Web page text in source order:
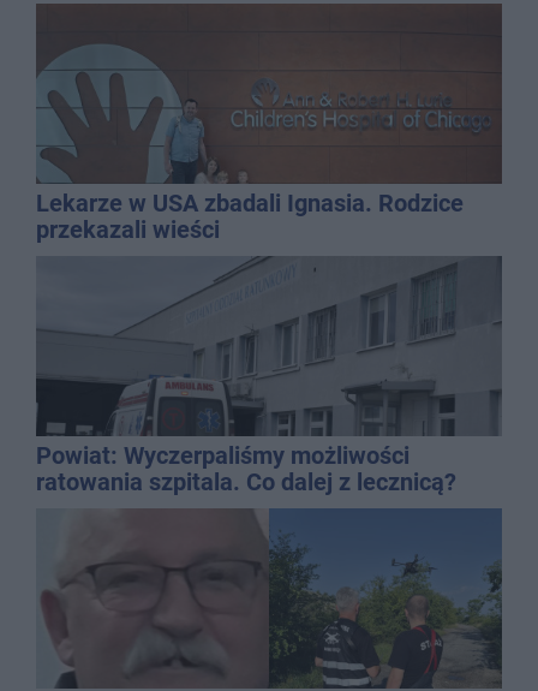
Lekarze w USA zbadali Ignasia. Rodzice
przekazali wieści
Powiat: Wyczerpaliśmy możliwości
ratowania szpitala. Co dalej z lecznicą?